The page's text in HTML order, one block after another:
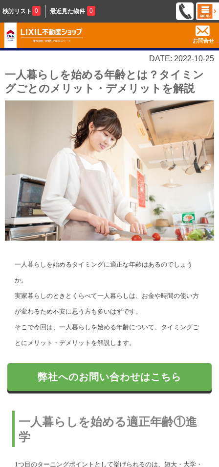
検討リスト 0 最近見た物件 0
お問合せ
DATE: 2022-10-25
一人暮らしを始める年齢とは？タイミン
グごとのメリット・デメリットを解説
一人暮らしを始めるタイミングに適正な年齢はあるのでしょう
か。
実家暮らしのときとくらべて一人暮らしは、お金や時間の使い方
が変わるため不安に思う方も多いはずです。
そこで今回は、一人暮らしを始める年齢について、タイミングご
とにメリット・デメリットを解説します。
弊社へのお問い合わせはこちら
一人暮らしを始める適正年齢①進
学
1つ目のターニングポイントとして挙げられるのは、短大・大学・